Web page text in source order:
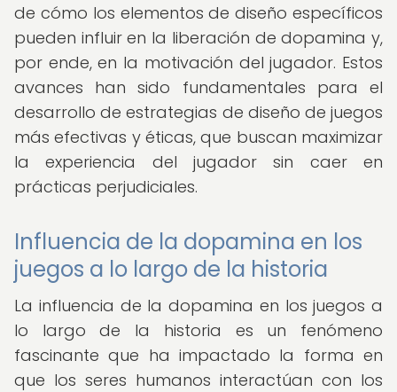
de cómo los elementos de diseño específicos
pueden influir en la liberación de dopamina y,
por ende, en la motivación del jugador. Estos
avances han sido fundamentales para el
desarrollo de estrategias de diseño de juegos
más efectivas y éticas, que buscan maximizar
la experiencia del jugador sin caer en
prácticas perjudiciales.
Influencia de la dopamina en los
juegos a lo largo de la historia
La influencia de la dopamina en los juegos a
lo largo de la historia es un fenómeno
fascinante que ha impactado la forma en
que los seres humanos interactúan con los